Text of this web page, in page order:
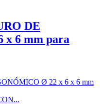
DE
x 6 mm para
Ø 22 x 6 x 6 mm